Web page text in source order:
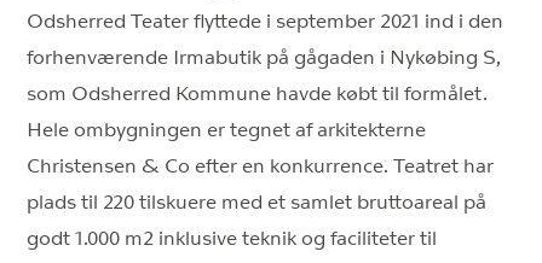
Odsherred Teater flyttede i september 2021 ind i den
forhenværende Irmabutik på gågaden i Nykøbing S,
som Odsherred Kommune havde købt til formålet.
Hele ombygningen er tegnet af arkitekterne
Christensen & Co efter en konkurrence. Teatret har
plads til 220 tilskuere med et samlet bruttoareal på
godt 1.000 m2 inklusive teknik og faciliteter til